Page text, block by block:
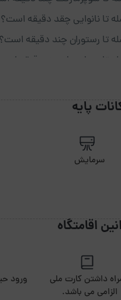
تا نانوایی چقد دقیقه است؟ 5 دقیقه
تا رستوران چند دقیقه است؟ 5 دقیقه
تا بیمارستان چنددقیقه است؟ 5
تا پاساژ چنددقیقه است؟ 5 دقیقه
تا فرودگاه چنددقیقه است؟ 1 ساعت
تا دسترسی های حمل ونقل
پایه
سرمایش
اقامتگاه
داشتن کارت ملی
الزامی می باشد.
ورود